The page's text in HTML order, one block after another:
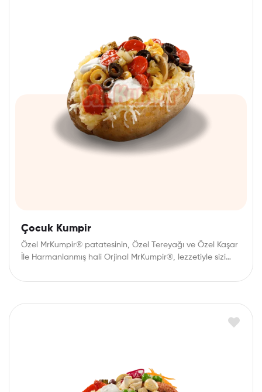
Çocuk Kumpir
Özel MrKumpir® patatesinin, Özel Tereyağı ve Özel Kaşar
İle Harmanlanmış hali Orjinal MrKumpir®, lezzetiyle sizi…